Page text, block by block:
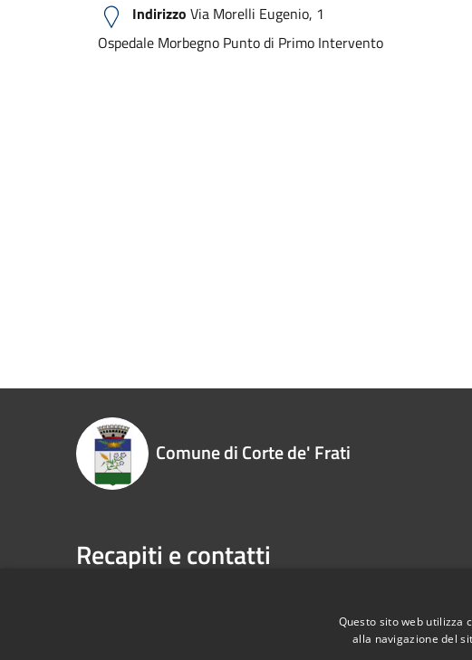
Indirizzo Via Morelli Eugenio, 1
Ospedale Morbegno Punto di Primo Intervento
Comune di Corte de' Frati
Recapiti e contatti
Questo sito web utilizza
alla navigazione del